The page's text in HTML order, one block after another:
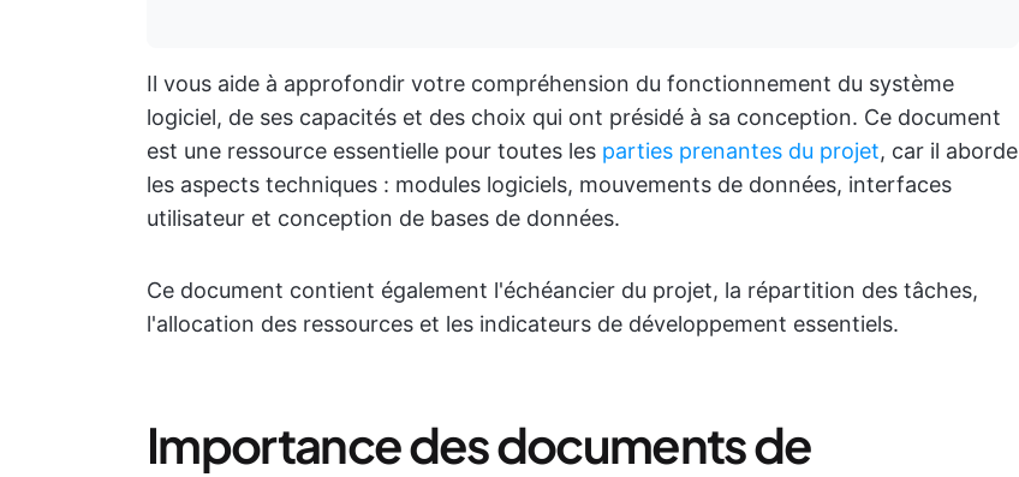
Il vous aide à approfondir votre compréhension du fonctionnement du système
logiciel, de ses capacités et des choix qui ont présidé à sa conception. Ce document
est une ressource essentielle pour toutes les parties prenantes du projet, car il aborde
les aspects techniques : modules logiciels, mouvements de données, interfaces
utilisateur et conception de bases de données.
Ce document contient également l'échéancier du projet, la répartition des tâches,
l'allocation des ressources et les indicateurs de développement essentiels.
Importance des documents de